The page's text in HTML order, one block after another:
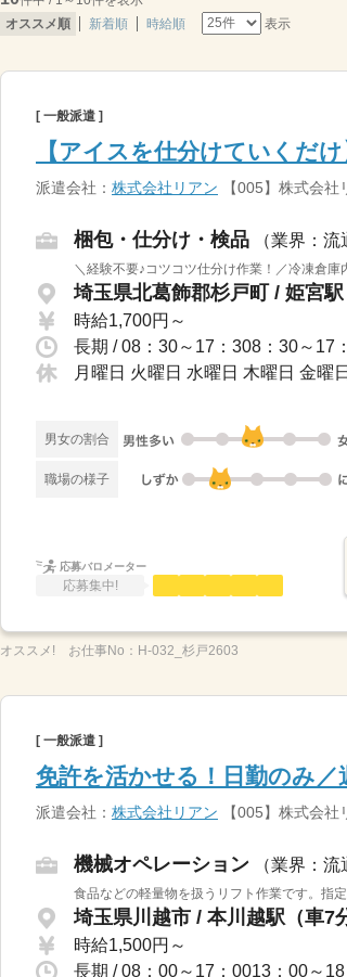
オススメ順
新着順 時給順 表示
[ 一般派遣 ]
【アイスを仕分けていくだ
派遣会社： 株式会社リアン 【005】株式会社
梱包・仕分け・検品 （業界：流
＼経験不要♪コツコツ仕分け作業！／冷凍倉
埼玉県北葛飾郡杉戸町 / 姫宮駅
時給1,700円～
月曜日 火曜日 水曜日 木曜日 金曜
男女の割合
職場の様子
応募バロメーター
応募集中!
オススメ! お仕事No： H-032_杉戸2603
[ 一般派遣 ]
免許を活かせる！日勤のみ
派遣会社： 株式会社リアン 【005】株式会社
機械オペレーション （業界：流
食品などの軽量物を扱うリフト作業です。指
埼玉県川越市 / 本川越駅（車7
時給1,500円～